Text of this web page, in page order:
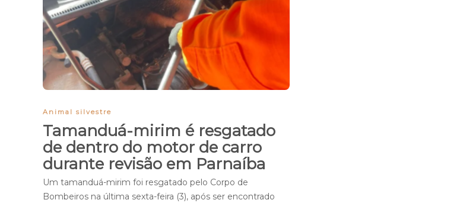
Animal silvestre
Tamanduá-mirim é resgatado
de dentro do motor de carro
durante revisão em Parnaíba
Um tamanduá-mirim foi resgatado pelo Corpo de
Bombeiros na última sexta-feira (3), após ser encontrado